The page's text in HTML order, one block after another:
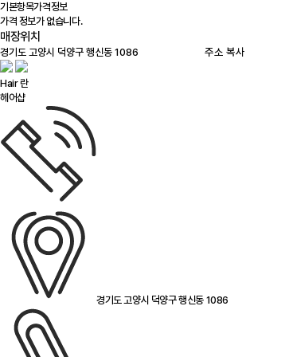
기본항목가격정보
가격 정보가 없습니다.
매장위치
주소 복사
Hair 란
헤어샵
경기도 고양시 덕양구 행신동 1086